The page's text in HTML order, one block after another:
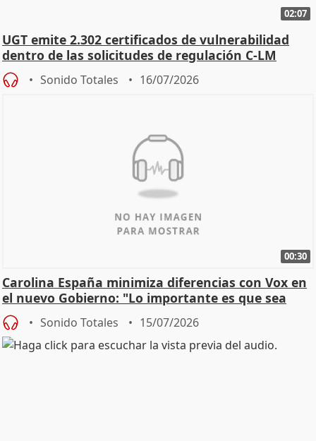
02:07
UGT emite 2.302 certificados de vulnerabilidad
dentro de las solicitudes de regulación C-LM
Sonido Totales 16/07/2026
00:30
Carolina España minimiza diferencias con Vox en
el nuevo Gobierno: "Lo importante es que sea
una leg
Sonido Totales 15/07/2026